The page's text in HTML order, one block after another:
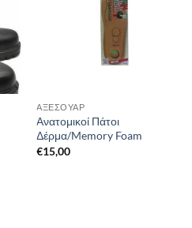
ΑΞΕΣΟΥΆΡ
Ανατομικοί Πάτοι
Δέρμα/Memory Foam
€15,00